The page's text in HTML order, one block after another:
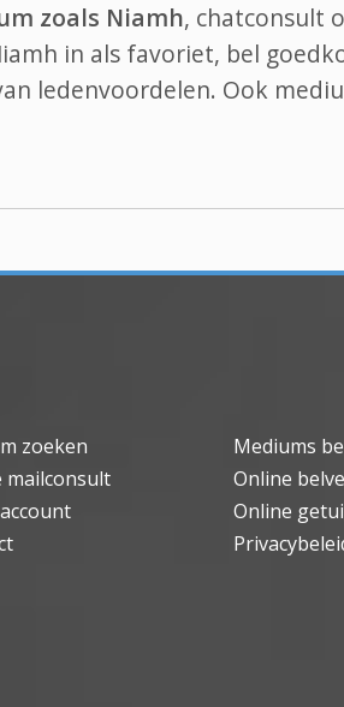
zoals Niamh, chatconsult
in als favoriet, bel
ledenvoordelen. Ook
zoeken
Mediums
mailconsult
Online
Online